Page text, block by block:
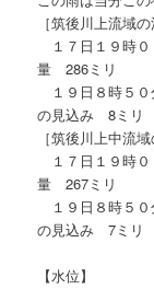
［筑後川上流域
１７日１９時０
量 286ミリ
１９日８時５０
の見込み 8ミリ
［筑後川上中流
１７日１９時０
量 267ミリ
１９日８時５０
の見込み 7ミリ
【水位】